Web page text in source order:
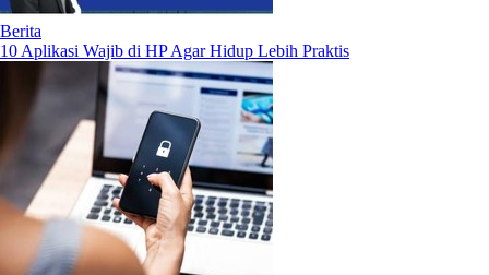
Berita
10 Aplikasi Wajib di HP Agar Hidup Lebih Praktis